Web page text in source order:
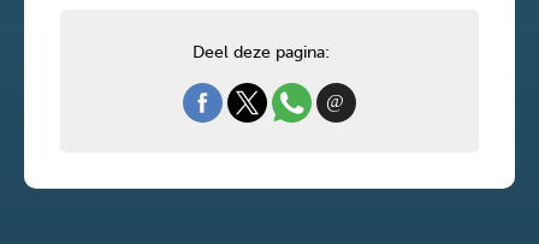
Deel deze pagina: